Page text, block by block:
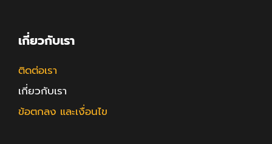
เกี่ยวกับเรา
ติดต่อเรา
เกี่ยวกับเรา
ข้อตกลง และเงื่อนไข